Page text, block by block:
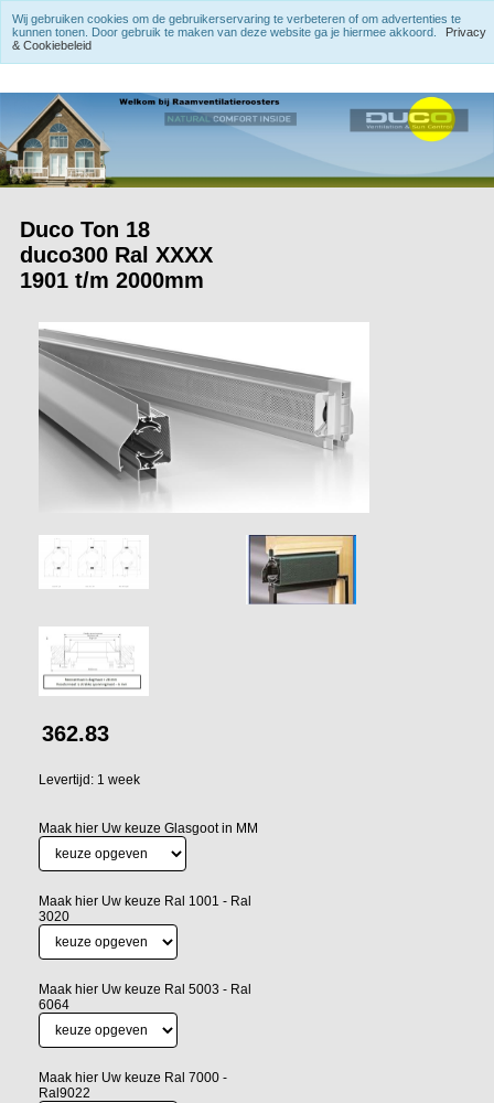
Duco Ton 18
duco300 Ral XXXX
1901 t/m 2000mm
362.83
Levertijd: 1 week
Maak hier Uw keuze Glasgoot in MM
Maak hier Uw keuze Ral 1001 - Ral
3020
Maak hier Uw keuze Ral 5003 - Ral
6064
Maak hier Uw keuze Ral 7000 -
Ral9022
Wij gebruiken cookies om de gebruikerservaring te verbeteren of om advertenties te
kunnen tonen. Door gebruik te maken van deze website ga je hiermee akkoord.
Privacy
& Cookiebeleid